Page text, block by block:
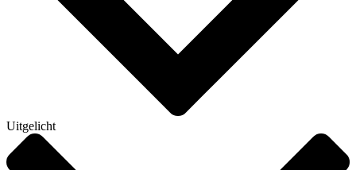
Uitgelicht